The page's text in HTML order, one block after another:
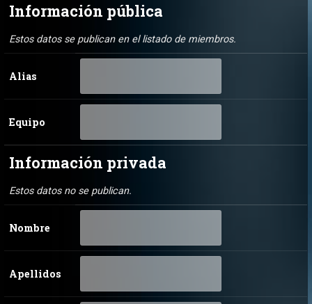
Información pública
Estos datos se publican en el listado de miembros.
Alias
Equipo
Información privada
Estos datos no se publican.
Nombre
Apellidos